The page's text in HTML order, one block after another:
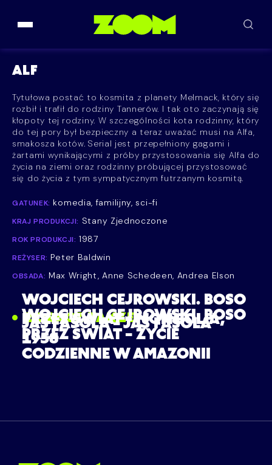
ALF
Tytułowa postać to kosmita z planety Melmack, który się
rozbił i trafił do rodziny Tannerów. I tak oto zaczynają się
kłopoty tej rodziny. W szczególności kota rodzinny, który
do tej pory był bezpieczny a teraz uważać musi na Alfa,
smakosza kotów. Serial jest przepełniony gagami i
żartami wynikającymi z próby przystosowania się Alfa do
życia na ziemi oraz rodzinny próbującej przystosować
się do życia z tym sympatycznym futrzanym kosmitą.
GATUNEK: komedia, familijny, sci-fi
KRAJ PRODUKCJI: Stany Zjednoczone
ROK PRODUKCJI: 1987
REŻYSER: Peter Baldwin
OBSADA: Max Wright, Anne Schedeen, Andrea Elson
ZOBACZ TAKŻE
JAŚ FASOLA – JAŚ FASOLA
WOJCIECH CEJROWSKI. BOSO
PRZEZ ŚWIAT – MONGOLIA,
1958
WOJCIECH CEJROWSKI. BOSO
PRZEZ ŚWIAT – ŻYCIE
CODZIENNE W AMAZONII